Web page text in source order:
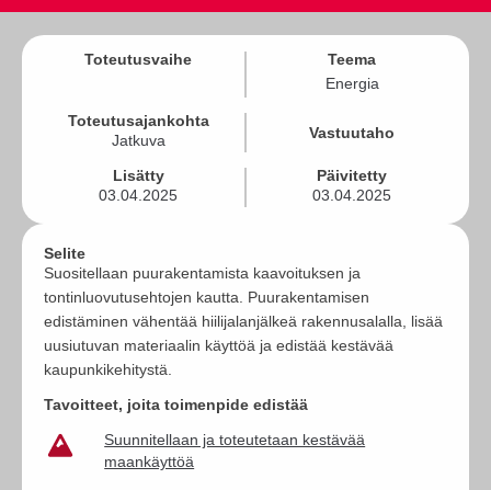
Toteutusvaihe
Teema
Energia
Toteutusajankohta
Jatkuva
Vastuutaho
Lisätty
03.04.2025
Päivitetty
03.04.2025
Selite
Suositellaan puurakentamista kaavoituksen ja
tontinluovutusehtojen kautta. Puurakentamisen
edistäminen vähentää hiilijalanjälkeä rakennusalalla, lisää
uusiutuvan materiaalin käyttöä ja edistää kestävää
kaupunkikehitystä.
Tavoitteet, joita toimenpide edistää
Suunnitellaan ja toteutetaan kestävää
maankäyttöä